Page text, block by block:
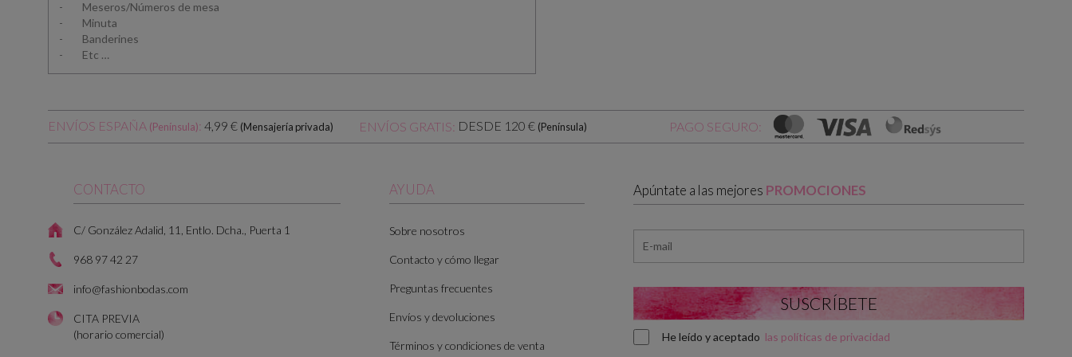
- Meseros/Números de mesa
- Minuta
- Banderines
- Etc …
ENVÍOS ESPAÑA (Península): 4,99 € (Mensajería privada) ENVÍOS GRATIS: DESDE 120 € (Península) PAGO SEGURO:
CONTACTO
C/ González Adalid, 11, Entlo. Dcha., Puerta 1
968 97 42 27
info@fashionbodas.com
CITA PREVIA
(horario comercial)
AYUDA
Sobre nosotros
Contacto y cómo llegar
Preguntas frecuentes
Envíos y devoluciones
Términos y condiciones de venta
Apúntate a las mejores PROMOCIONES
He leído y aceptado las políticas de privacidad